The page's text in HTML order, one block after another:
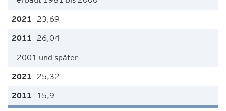
23,69
26,04
2001 und später
25,32
15,9